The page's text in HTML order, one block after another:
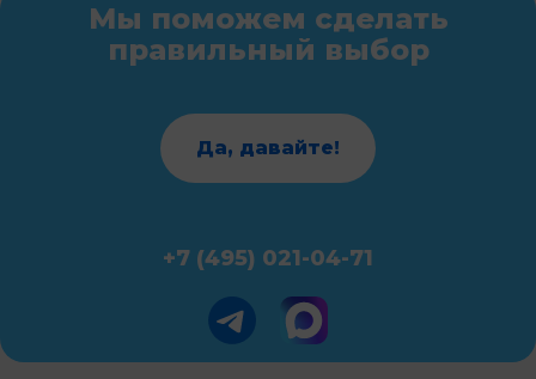
Мы поможем сделать
правильный выбор
Да, давайте!
+7 (495) 021-04-71